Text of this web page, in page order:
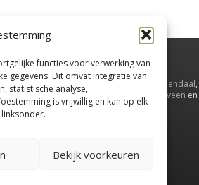
functies voor verwerking van
gegevens. Dit omvat integratie van
statistische analyse,
is vrijwillig en kan op elk
Bekijk voorkeuren
Heemstede Bloemendaal,
Vogelenzang, Overveen en